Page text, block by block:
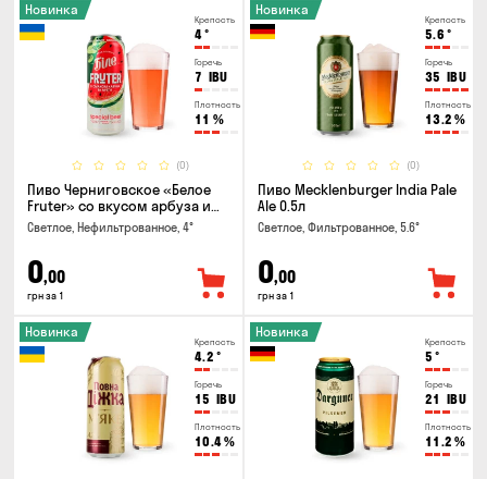
Крепость
4°
Горечь
7 IBU
Плотность
11 %
(0)
Новинка
Пиво Черниговское «Белое
Fruter» со вкусом арбуза и
мяты 0.5л
Светлое, Нефильтрованное, 4°
0,00
грн за 1
Крепость
5.6 °
Горечь
35 IBU
Плотность
13.2 %
(0)
Новинка
Пиво Mecklenburger India Pale
Ale 0.5л
Светлое, Фильтрованное, 5.6°
0,00
грн за 1
Крепость
4.2 °
Горечь
15 IBU
Плотность
10.4%
Новинка
Крепость
5 °
Горечь
21 IBU
Плотность
11.2 %
Новинка